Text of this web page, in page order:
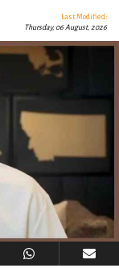
Last Modified:
Thursday, 06 August, 2026